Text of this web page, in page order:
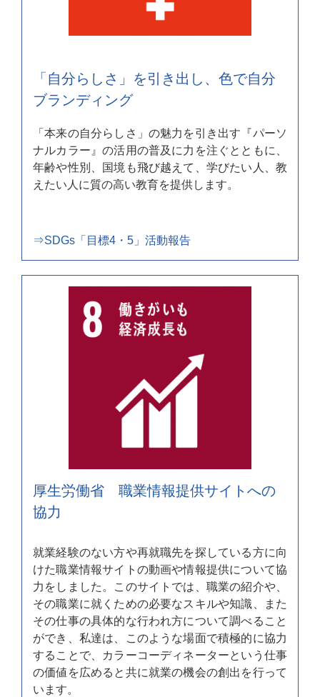
「自分らしさ」を引き出し、色で自分
ブランディング
「本来の自分らしさ」の魅力を引き出す『パーソ
ナルカラー』の活用の普及に力を注ぐとともに、
年齢や性別、国境も飛び越えて、学びたい人、教
えたい人に質の高い教育を提供します。
⇒SDGs「目標4・5」活動報告
厚生労働省 職業情報提供サイトへの
協力
就業経験のない方や再就職先を探している方に向
けた職業情報サイトの動画や情報提供について協
力をしました。このサイトでは、職業の紹介や、
その職業に就くための必要なスキルや知識、また
その仕事の具体的な行われ方について調べること
ができ、私達は、このような場面で積極的に協力
することで、カラーコーディネーターという仕事
の価値を広めると共に就業の機会の創出を行って
います。